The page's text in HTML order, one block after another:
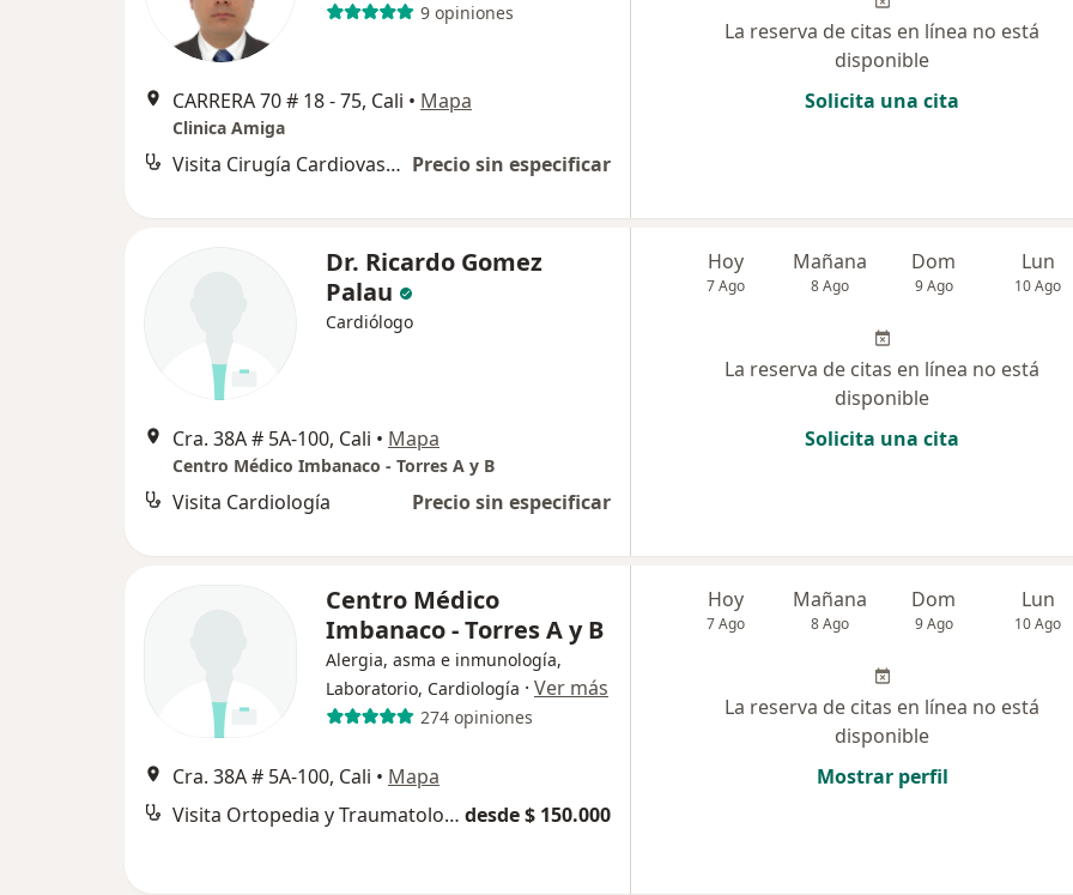
9 opiniones
CARRERA 70 # 18 - 75, Cali • Mapa
Clinica Amiga
Visita Cirugía Cardiovascular Precio sin especificar
La reserva de citas en línea no está
disponible
Solicita una cita
Dr. Ricardo Gomez
Palau
Cardiólogo
Cra. 38A # 5A-100, Cali • Mapa
Centro Médico Imbanaco - Torres A y B
Visita Cardiología Precio sin especificar
Hoy
7 Ago
Mañana
8 Ago
Dom
9 Ago
Lun
10 Ago
La reserva de citas en línea no está
disponible
Solicita una cita
Centro Médico
Imbanaco - Torres A y B
Alergia, asma e inmunología,
Laboratorio, Cardiología · Ver más
274 opiniones
Cra. 38A # 5A-100, Cali • Mapa
Visita Ortopedia y Traumatología desde $ 150.000
Hoy
7 Ago
Mañana
8 Ago
Dom
9 Ago
Lun
10 Ago
La reserva de citas en línea no está
disponible
Mostrar perfil